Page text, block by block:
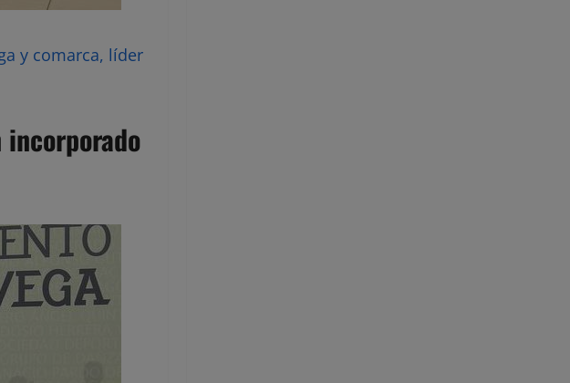
y comarca, líder